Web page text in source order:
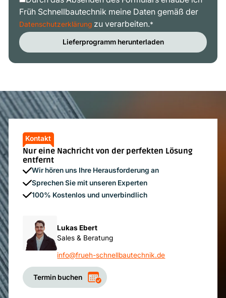
Früh Schnellbautechnik meine Daten gemäß der
Datenschutzerklärungzu verarbeiten.*
Lieferprogramm herunterladen
Kontakt
Nur eine Nachricht von der perfekten Lösung
entfernt
Wir hören uns Ihre Herausforderung an
Sprechen Sie mit unseren Experten
100% Kostenlos und unverbindlich
Lukas Ebert
Sales & Beratung
info@frueh-schnellbautechnik.de
Termin buchen